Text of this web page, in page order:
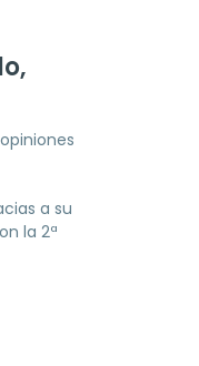
opiniones
a su
la 2ª